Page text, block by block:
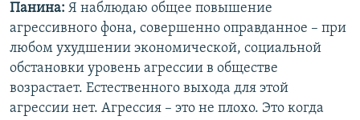
Панина: Я наблюдаю общее повышение
агрессивного фона, совершенно оправданное – при
любом ухудшении экономической, социальной
обстановки уровень агрессии в обществе
возрастает. Естественного выхода для этой
агрессии нет. Агрессия – это не плохо. Это когда